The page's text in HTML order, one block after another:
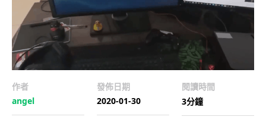
作者
angel
發佈日期
2020-01-30
閱讀時間
3分鐘